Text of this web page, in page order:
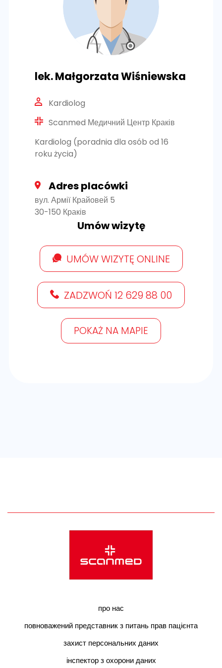
lek. Małgorzata Wiśniewska
Kardiolog
Scanmed Медичний Центр Краків
Kardiolog (poradnia dla osób od 16
roku życia)
Adres placówki
вул. Армії Крайовей 5
30-150 Краків
Umów wizytę
UMÓW WIZYTĘ ONLINE
ZADZWOŃ 12 629 88 00
POKAŻ NA MAPIE
про нас
повноважений представник з питань прав пацієнта
захист персональних даних
інспектор з охорони даних